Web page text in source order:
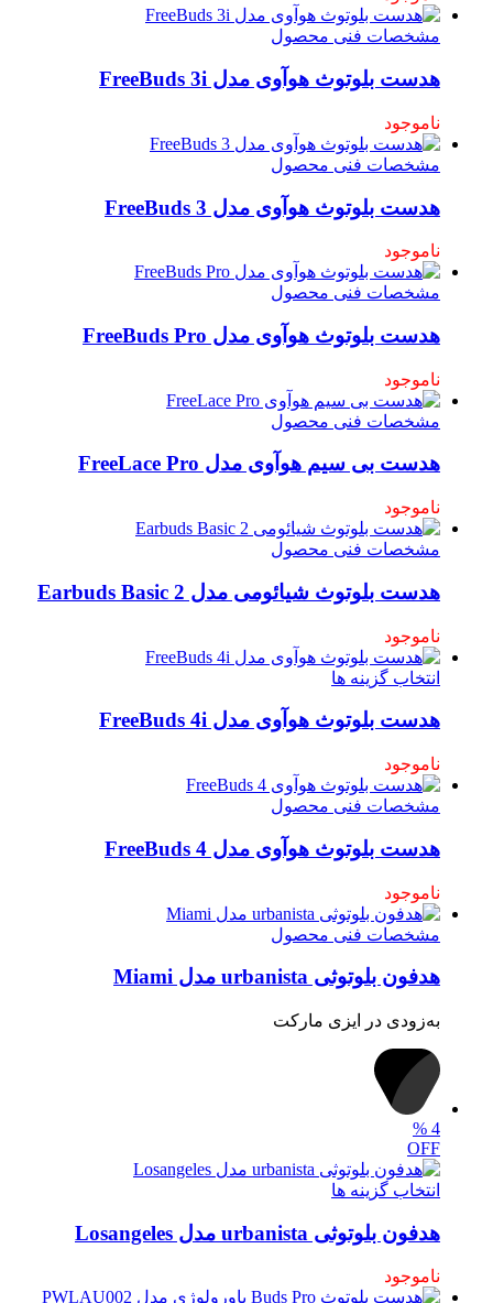
مشخصات فنی محصول
هدست بلوتوث هوآوی مدل FreeBuds 3i
ناموجود
مشخصات فنی محصول
هدست بلوتوث هوآوی مدل FreeBuds 3
ناموجود
مشخصات فنی محصول
هدست بلوتوث هوآوی مدل FreeBuds Pro
ناموجود
مشخصات فنی محصول
هدست بی سیم هوآوی مدل FreeLace Pro
ناموجود
مشخصات فنی محصول
هدست بلوتوث شیائومی مدل 2 Earbuds Basic
ناموجود
انتخاب گزینه ها
هدست بلوتوث هوآوی مدل FreeBuds 4i
ناموجود
مشخصات فنی محصول
هدست بلوتوث هوآوی مدل FreeBuds 4
ناموجود
مشخصات فنی محصول
هدفون بلوتوثی urbanista مدل Miami
به‌زودی در ایزی مارکت
4
%
OFF
انتخاب گزینه ها
هدفون بلوتوثی urbanista مدل Losangeles
ناموجود